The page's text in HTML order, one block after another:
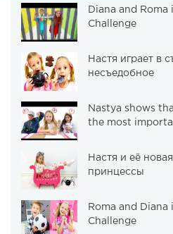
Diana and Roma
Challenge
Настя играет в
несъедобное
Nastya shows
the most
Настя и её
принцессы
Roma and Diana
Challenge